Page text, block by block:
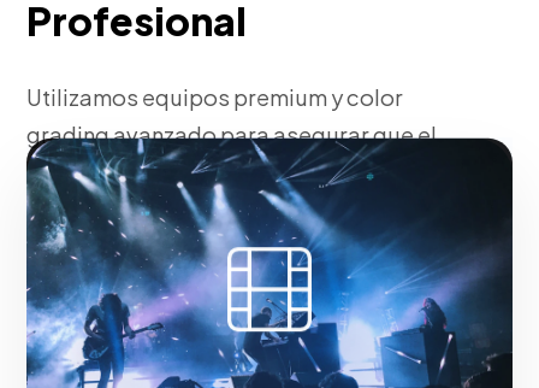
Profesional
Utilizamos equipos premium y color
grading avanzado para asegurar que el
resultado final tenga estándar
internacional.
Fase 2:Rodaje con equipos técnicos de última
generación.